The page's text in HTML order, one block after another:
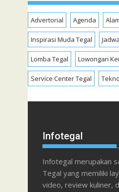
Advertorial Agenda
Inspirasi Muda Tegal
Lomba Tegal Lowongan
Service Center Tegal
Infotegal
Infotegal merupakan
Tegal yang memiliki
video, review kuliner,